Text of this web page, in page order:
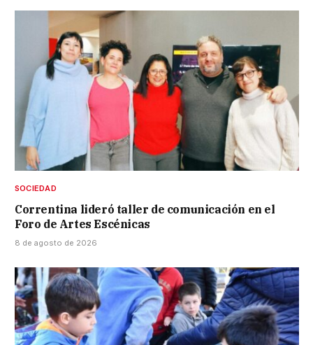
SOCIEDAD
Correntina lideró taller de comunicación en el
Foro de Artes Escénicas
8 de agosto de 2026